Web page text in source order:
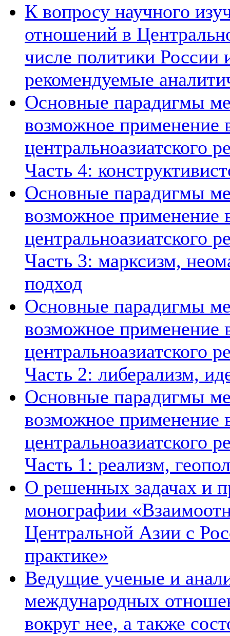
К вопросу научного
отношений в
числе политики России
рекомендуемые
Основные парадигмы
возможное применение
центральноазиатского
Часть 4:
Основные парадигмы
возможное применение
центральноазиатского
Часть 3: марксизм,
подход
Основные парадигмы
возможное применение
центральноазиатского
Часть 2: либерализм,
Основные парадигмы
возможное применение
центральноазиатского
Часть 1: реализм,
О решенных задачах и
монографии
Центральной Азии с
практике»
Ведущие ученые и
международных
вокруг нее, а также